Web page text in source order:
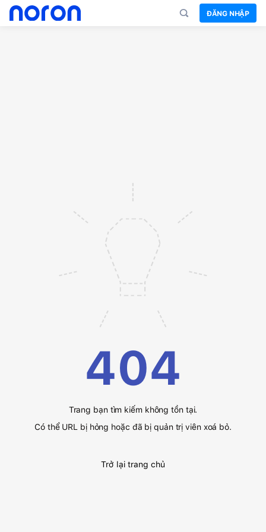
ĐĂNG NHẬP
404
Trang bạn tìm kiếm không tồn tại.
Có thể URL bị hỏng hoặc đã bị quản trị viên xoá bỏ.
Trở lại trang chủ